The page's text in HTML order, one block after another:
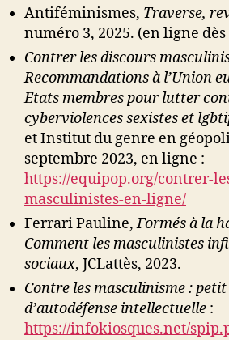
Antiféminismes, Traverse,
numéro 3, 2025. (en ligne
Contrer les discours
Recommandations à l’Union
Etats membres pour lutter
cyberviolences sexistes et
et Institut du genre en
septembre 2023, en ligne :
https://equipop.org/contrer-
masculinistes-en-ligne/
Ferrari Pauline,Formés à la
Comment les masculinistes
sociaux, JCLattès, 2023.
Contre les masculinisme :
d’autodéfense intellectuelle :
https://infokiosques.net/